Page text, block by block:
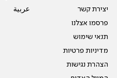
יצירת קשר
פרסמו אצלנו
תנאי שימוש
מדיניות פרטיות
הצהרת נגישות
عربية